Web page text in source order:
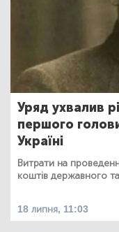
Уряд ухвалив
першого
Україні
Витрати на
коштів державного
18 липня, 11:03